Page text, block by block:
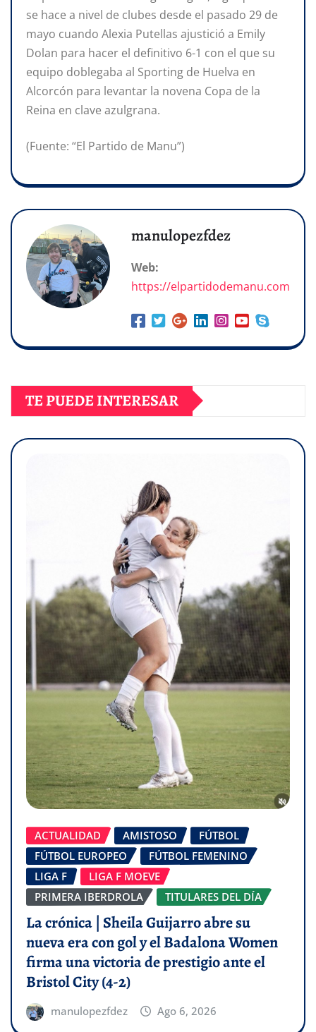
se hace a nivel de clubes desde el pasado 29 de
mayo cuando Alexia Putellas ajustició a Emily
Dolan para hacer el definitivo 6-1 con el que su
equipo doblegaba al Sporting de Huelva en
Alcorcón para levantar la novena Copa de la
Reina en clave azulgrana.
(Fuente: “El Partido de Manu”)
manulopezfdez
Web:
https://elpartidodemanu.com
TE PUEDE INTERESAR
ACTUALIDAD AMISTOSO
FÚTBOL
FÚTBOL EUROPEO
FÚTBOL FEMENINO
LIGA F
LIGA F MOEVE
PRIMERA IBERDROLA
TITULARES DEL DÍA
La crónica | Sheila Guijarro abre su
nueva era con gol y el Badalona Women
firma una victoria de prestigio ante el
Bristol City (4-2)
manulopezfdez Ago 6, 2026